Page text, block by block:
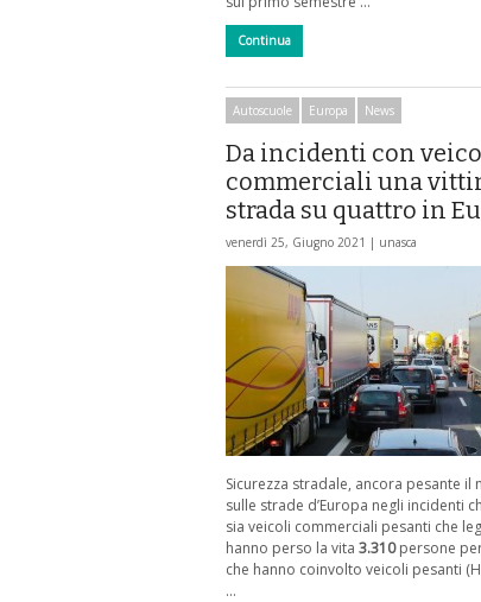
Continua
Autoscuole Europa News
Da incidenti con
commerciali una
strada su quattro in
venerdì 25, Giugno 2021 | unasca
Sicurezza stradale, ancora pesante il
sulle strade d’Europa negli incidenti
sia veicoli commerciali pesanti che
hanno perso la vita 3.310persone
che hanno coinvolto veicoli pesanti
…